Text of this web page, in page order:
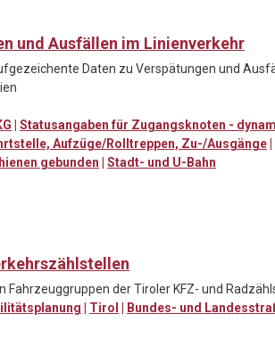
und Ausfällen im Linienverkehr
Daten zu Verspätungen und
| Statusangaben für Zugangsknoten -
Aufzüge/Rolltreppen, Zu-/Ausgänge|
gebunden | Stadt- und U-Bahn
der Tiroler KFZ- und
| Tirol | Bundes- und